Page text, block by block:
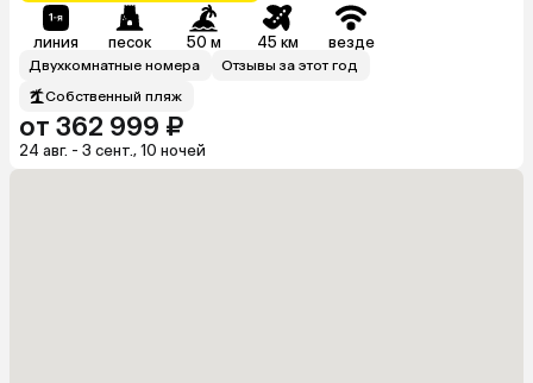
линия песок 50 м 45 км везде
Двухкомнатные номера
Отзывы за этот год
Собственный пляж
от 362 999 ₽
24 авг. - 3 сент., 10 ночей